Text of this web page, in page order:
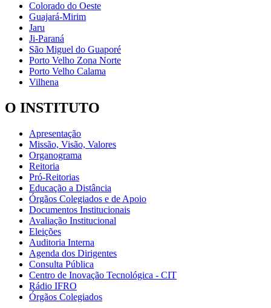
Colorado do Oeste
Guajará-Mirim
Jaru
Ji-Paraná
São Miguel do Guaporé
Porto Velho Zona Norte
Porto Velho Calama
Vilhena
O INSTITUTO
Apresentação
Missão, Visão, Valores
Organograma
Reitoria
Pró-Reitorias
Educação a Distância
Órgãos Colegiados e de Apoio
Documentos Institucionais
Avaliação Institucional
Eleições
Auditoria Interna
Agenda dos Dirigentes
Consulta Pública
Centro de Inovação Tecnológica - CIT
Rádio IFRO
Órgãos Colegiados